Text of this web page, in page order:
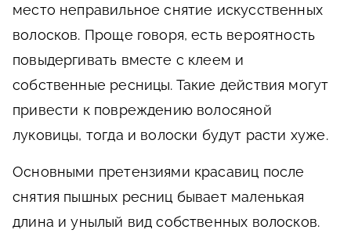
место неправильное снятие искусственных
волосков. Проще говоря, есть вероятность
повыдергивать вместе с клеем и
собственные ресницы. Такие действия могут
привести к повреждению волосяной
луковицы, тогда и волоски будут расти хуже.
Основными претензиями красавиц после
снятия пышных ресниц бывает маленькая
длина и унылый вид собственных волосков.